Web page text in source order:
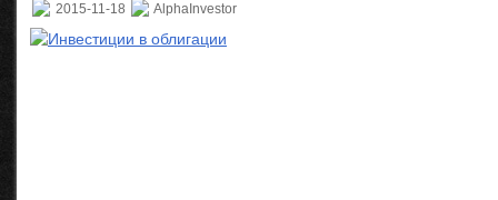
2015-11-18 AlphaInvestor